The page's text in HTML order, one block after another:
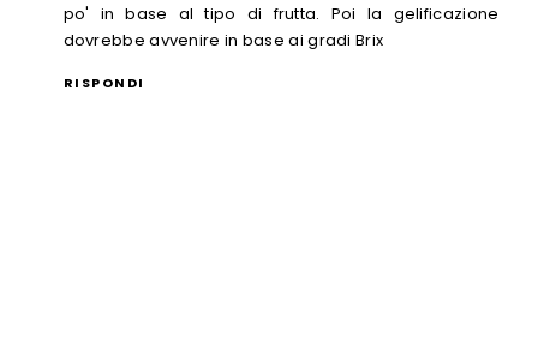
po' in base al tipo di frutta. Poi la gelificazione
dovrebbe avvenire in base ai gradi Brix
RISPONDI